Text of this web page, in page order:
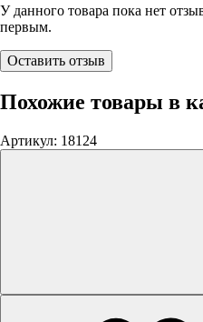
У данного товара пока нет
первым.
Оставить отзыв
Похожие товары в
Артикул: 18124